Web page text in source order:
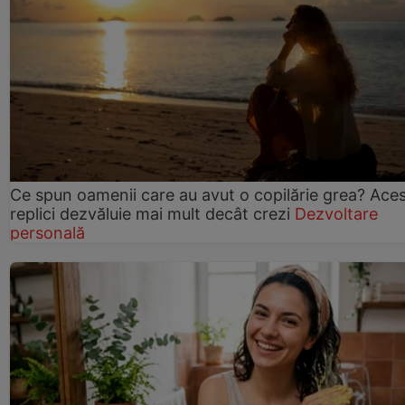
Ce spun oamenii care au avut o copilărie grea?
replici dezvăluie mai mult decât crezi Dezvoltare
personală